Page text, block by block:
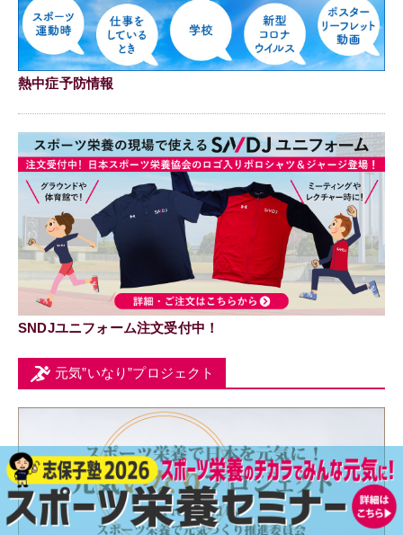
熱中症予防情報
SNDJユニフォーム注文受付中！
元気”いなり”プロジェクト